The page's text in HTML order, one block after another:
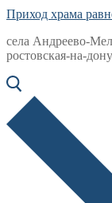
Приход храма
села Андреево-
ростовская-на-